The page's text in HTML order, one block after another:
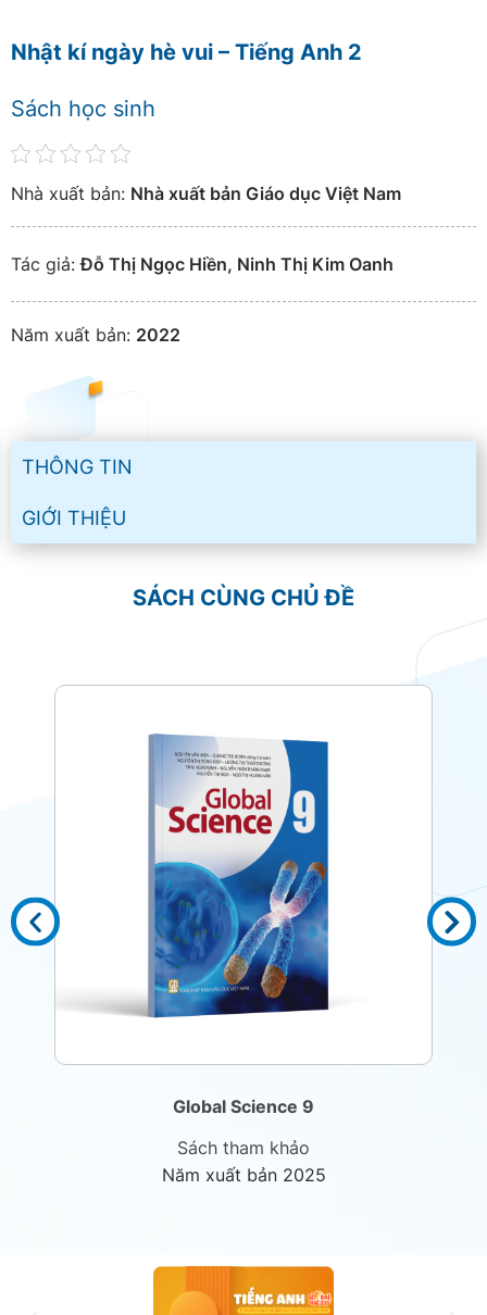
Nhật kí ngày hè vui – Tiếng Anh 2
Sách học sinh
Nhà xuất bản: Nhà xuất bản Giáo dục Việt Nam
Tác giả:Đỗ Thị Ngọc Hiền, Ninh Thị Kim Oanh
Năm xuất bản: 2022
THÔNG TIN
GIỚI THIỆU
SÁCH CÙNG CHỦ ĐỀ
Global Science 9
Sách tham khảo
Năm xuất bản 2025